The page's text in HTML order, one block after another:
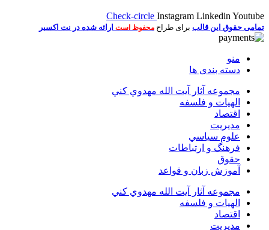
Check-circle Instagram Linkedin Youtube
تمامی حقوق این قالب برای طراح محفوظ است ارائه شده در نت اکسیر
منو
دسته بندی ها
مجموعه آثار آيت الله مهدوي كني
الهیات و فلسفه
اقتصاد
مديريت
علوم سياسي
فرهنگ و ارتباطات
حقوق
آموزش زبان و قواعد
مجموعه آثار آيت الله مهدوي كني
الهیات و فلسفه
اقتصاد
مديريت